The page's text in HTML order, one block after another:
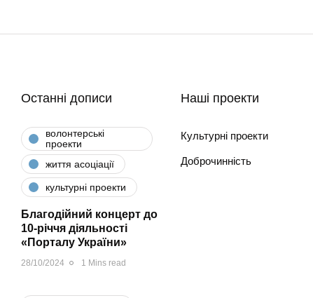
Останні дописи
волонтерські
проекти
життя асоціації
культурні проекти
Благодійний концерт до
10-річчя діяльності
«Порталу України»
28/10/2024 1 Mins read
Наші проекти
Культурні проекти
Доброчинність